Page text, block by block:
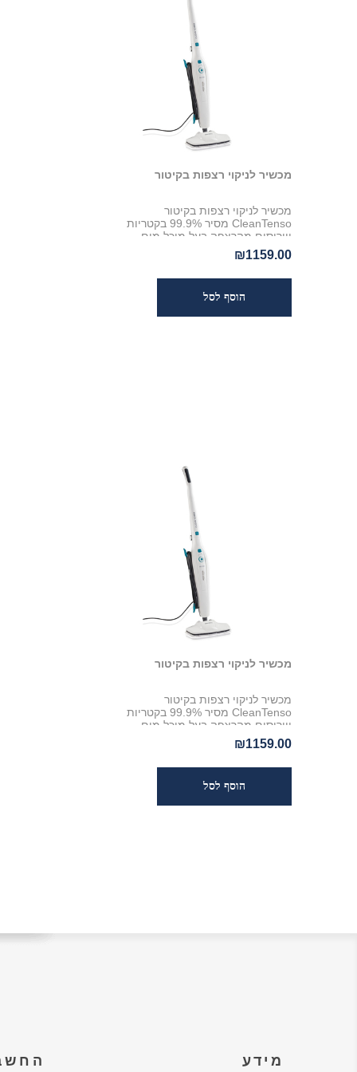
מכשיר לניקוי רצפות בקיטור
מכשיר לניקוי רצפות בקיטור
CleanTenso מסיר 99.9% בקטריות
ווירוסים מהרצפה בעל מיכל מים
נשלף 500 מייל,
₪1159.00
מכשיר לניקוי רצפות בקיטור
מכשיר לניקוי רצפות בקיטור
CleanTenso מסיר 99.9% בקטריות
ווירוסים מהרצפה בעל מיכל מים
נשלף 500 מייל,
₪1159.00
מידע